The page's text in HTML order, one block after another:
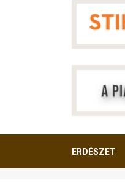
ERDÉSZET